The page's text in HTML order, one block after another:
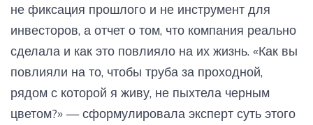
не фиксация прошлого и не инструмент для
инвесторов, а отчет о том, что компания реально
сделала и как это повлияло на их жизнь. «Как вы
повлияли на то, чтобы труба за проходной,
рядом с которой я живу, не пыхтела черным
цветом?» — сформулировала эксперт суть этого